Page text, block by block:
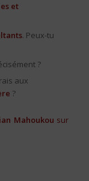
et
. Peux-tu
?
aux
?
Mahoukou sur